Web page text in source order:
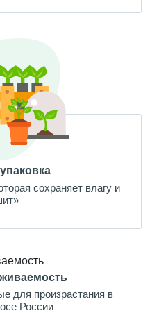
сохраняет влагу и
для произрастания в
России